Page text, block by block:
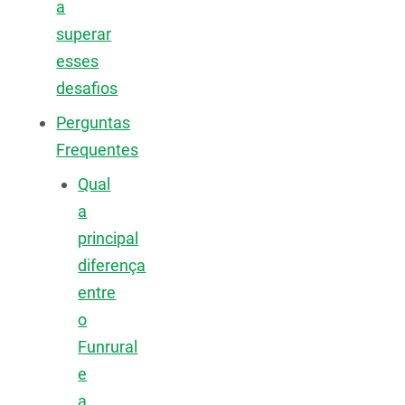
a
superar
esses
desafios
Perguntas
Frequentes
Qual
a
principal
diferença
entre
o
Funrural
e
a